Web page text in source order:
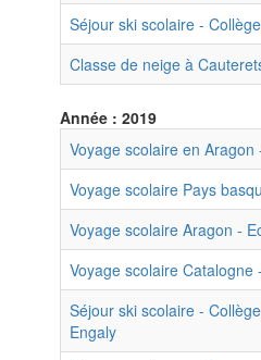
Séjour ski scolaire -
Classe de neige à
Année : 2019
Voyage scolaire en Aragon
Voyage scolaire Pays
Voyage scolaire Aragon -
Voyage scolaire Catalogne
Séjour ski scolaire -
Engaly